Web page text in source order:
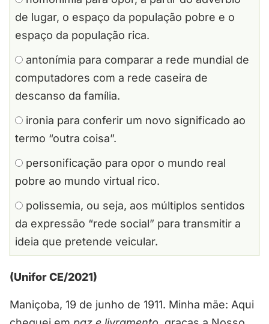
de lugar, o espaço da população pobre e o
espaço da população rica.
antonímia para comparar a rede mundial de
computadores com a rede caseira de
descanso da família.
ironia para conferir um novo significado ao
termo “outra coisa”.
personificação para opor o mundo real
pobre ao mundo virtual rico.
polissemia, ou seja, aos múltiplos sentidos
da expressão “rede social” para transmitir a
ideia que pretende veicular.
(Unifor CE/2021)
Maniçoba, 19 de junho de 1911. Minha mãe: Aqui